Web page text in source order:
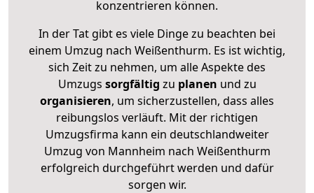
konzentrieren können.
In der Tat gibt es viele Dinge zu beachten bei
einem Umzug nach Weißenthurm. Es ist wichtig,
sich Zeit zu nehmen, um alle Aspekte des
Umzugs sorgfältig zu planen und zu
organisieren, um sicherzustellen, dass alles
reibungslos verläuft. Mit der richtigen
Umzugsfirma kann ein deutschlandweiter
Umzug von Mannheim nach Weißenthurm
erfolgreich durchgeführt werden und dafür
sorgen wir.